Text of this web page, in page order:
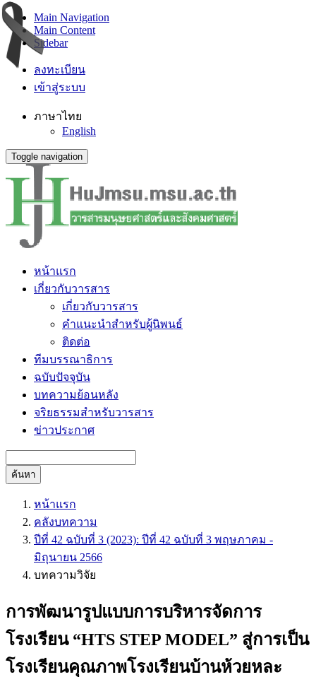
Main Navigation
Main Content
Sidebar
ลงทะเบียน
เข้าสู่ระบบ
ภาษาไทย
English
Toggle navigation
หน้าแรก
เกี่ยวกับวารสาร
เกี่ยวกับวารสาร
คำแนะนำสำหรับผู้นิพนธ์
ติดต่อ
ทีมบรรณาธิการ
ฉบับปัจจุบัน
บทความย้อนหลัง
จริยธรรมสำหรับวารสาร
ข่าวประกาศ
ค้นหา
หน้าแรก
คลังบทความ
ปีที่ 42 ฉบับที่ 3 (2023): ปีที่ 42 ฉบับที่ 3 พฤษภาคม -
มิถุนายน 2566
บทความวิจัย
การพัฒนารูปแบบการบริหารจัดการ
โรงเรียน “HTS STEP MODEL” สู่การเป็น
โรงเรียนคุณภาพโรงเรียนบ้านห้วยหละ